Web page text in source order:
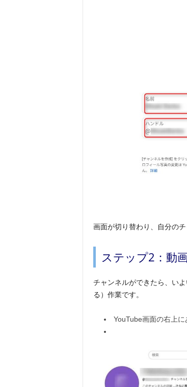
画面が切り替わり、自分の
ステップ2：動
チャンネルができたら、い
る）作業です。
YouTube画面の右上に